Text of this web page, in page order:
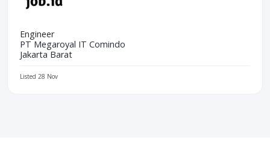
Engineer
PT Megaroyal IT Comindo
Jakarta Barat
Listed 28 Nov